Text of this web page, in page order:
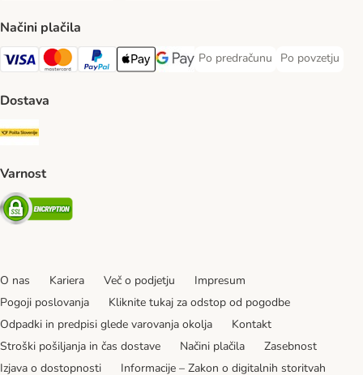
Načini plačila
Visa Payment Method
MasterCard Payment Method
PayPal Payment Method
Apple Pay Payment Method
Google pay Payment Method
Po predračunu
Po predračunu Payment Method
Po povzetju
Po povzetju
Dostava
Pošta Slovenije Shipping Method
Varnost
Security
O nas Kariera Več o podjetju
Impresum
Pogoji poslovanja
Kliknite tukaj za odstop od pogodbe
Odpadki in predpisi glede varovanja okolja
Kontakt
Stroški pošiljanja in čas dostave
Načini plačila
Zasebnost
Izjava o dostopnosti
Informacije – Zakon o digitalnih storitvah